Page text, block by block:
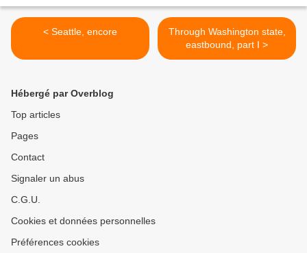
< Seattle, encore
Through Washington state,
eastbound, part I >
Hébergé par Overblog
Top articles
Pages
Contact
Signaler un abus
C.G.U.
Cookies et données personnelles
Préférences cookies